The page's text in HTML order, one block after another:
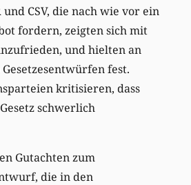
CSV, die nach wie vor ein
fordern, zeigten sich mit
und hielten an
fest.
kritisieren, dass
schwerlich
Gutachten zum
die in den